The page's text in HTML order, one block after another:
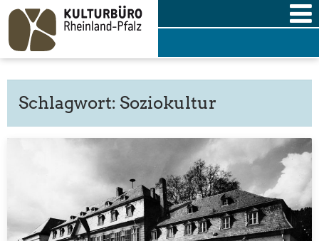
Skip
content
Schlagwort: Soziokultur